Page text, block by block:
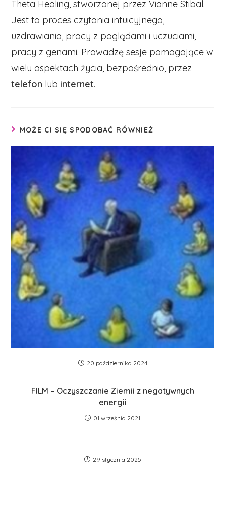
Theta Healing, stworzonej przez Vianne Stibal.
Jest to proces czytania intuicyjnego,
uzdrawiania, pracy z poglądami i uczuciami,
pracy z genami. Prowadzę sesje pomagające w
wielu aspektach życia, bezpośrednio, przez
telefon lub internet.
MOŻE CI SIĘ SPODOBAĆ RÓWNIEŻ
20 października 2024
FILM – Oczyszczanie Ziemii z negatywnych
energii
01 września 2021
29 stycznia 2025